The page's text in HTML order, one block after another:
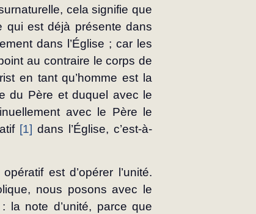
cela signifie que
qui est déjà présente dans
dans l’Église ; car les
au contraire le corps de
en tant qu’homme est la
du Père et duquel avec le
avec le Père le
[1] dans l’Église, c’est-à-
opératif est d’opérer l’unité.
nous posons avec le
la note d’unité, parce que